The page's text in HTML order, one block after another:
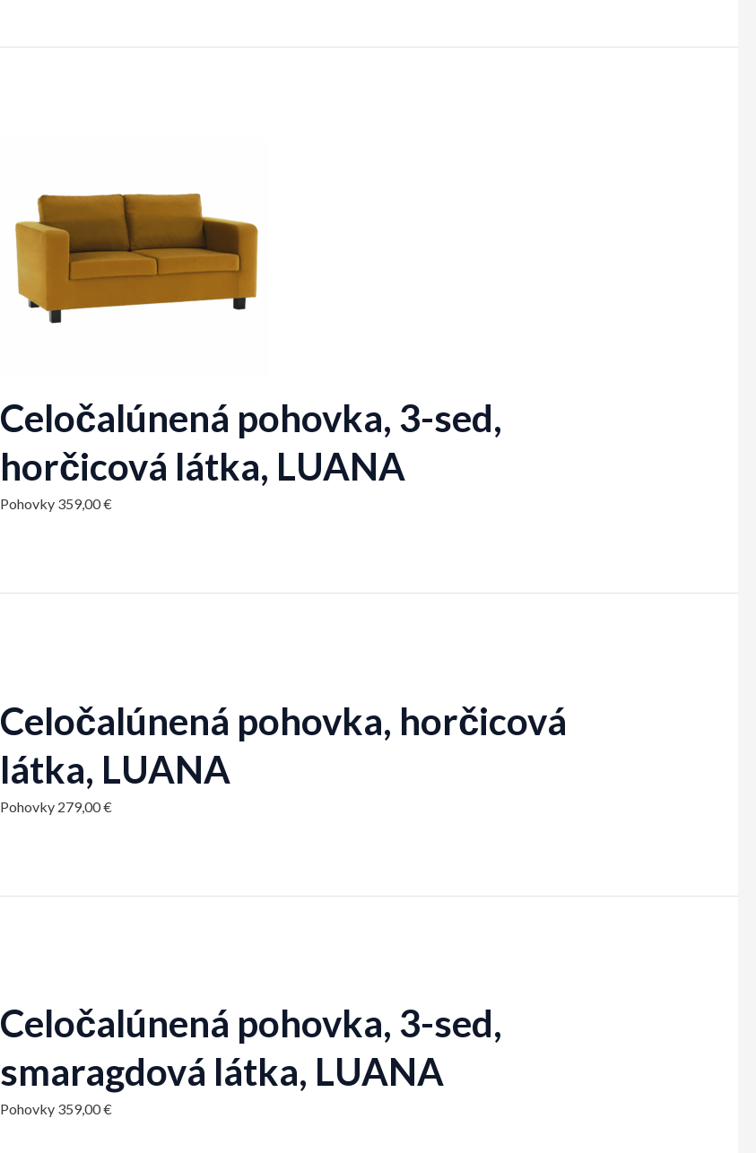
Celočalúnená pohovka, 3-sed,
horčicová látka, LUANA
Pohovky 359,00€
Celočalúnená pohovka, horčicová
látka, LUANA
Pohovky 279,00€
Celočalúnená pohovka, 3-sed,
smaragdová látka, LUANA
Pohovky 359,00€